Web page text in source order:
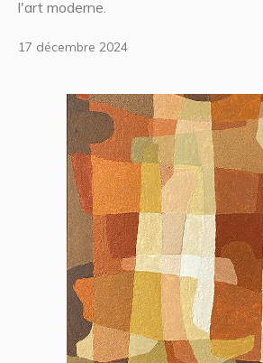
l'art moderne.
17 décembre 2024